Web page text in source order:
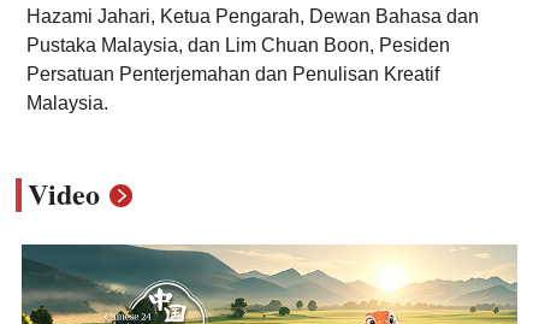
Hazami Jahari, Ketua Pengarah, Dewan Bahasa dan
Pustaka Malaysia, dan Lim Chuan Boon, Pesiden
Persatuan Penterjemahan dan Penulisan Kreatif
Malaysia.
Video